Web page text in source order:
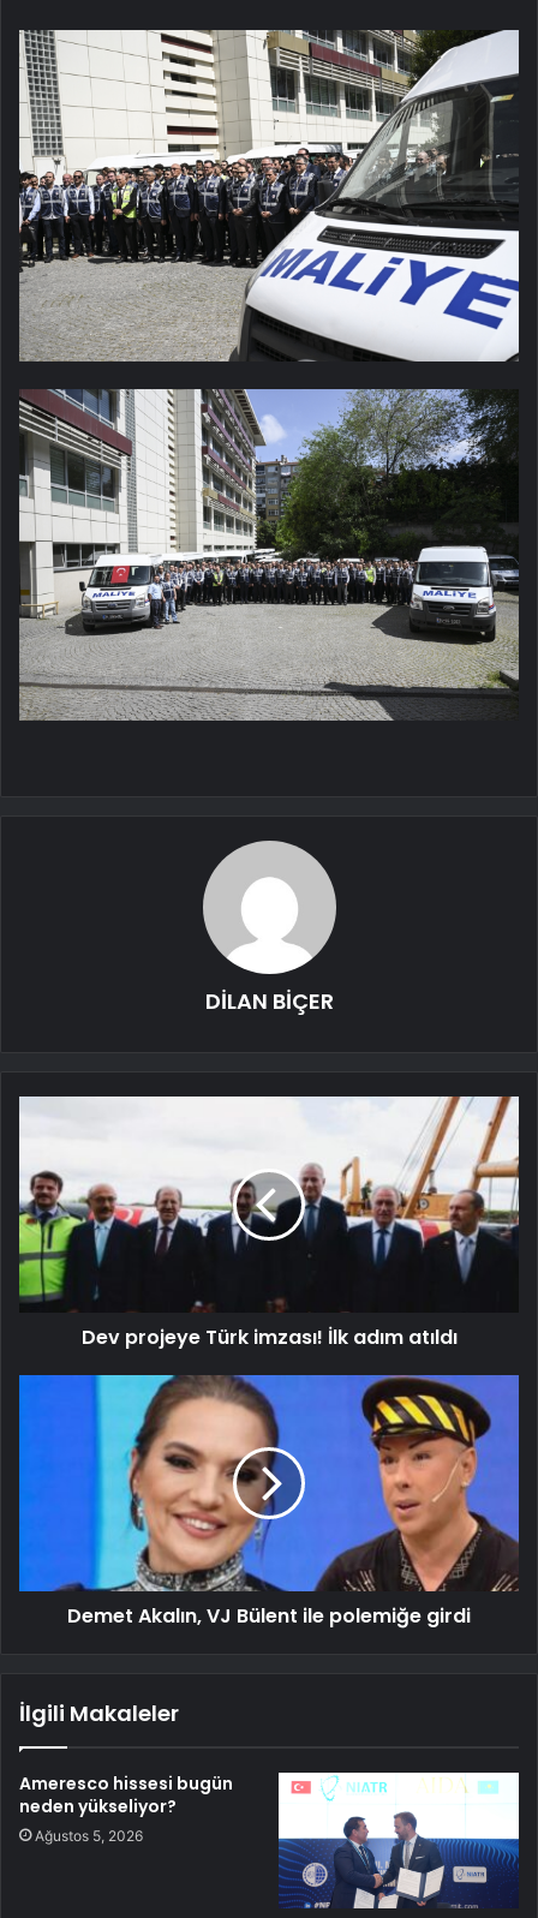
DİLAN BİÇER
Dev projeye Türk imzası! İlk adım atıldı
Demet Akalın, VJ Bülent ile polemiğe girdi
İlgili Makaleler
Ameresco hissesi bugün
neden yükseliyor?
Ağustos 5, 2026